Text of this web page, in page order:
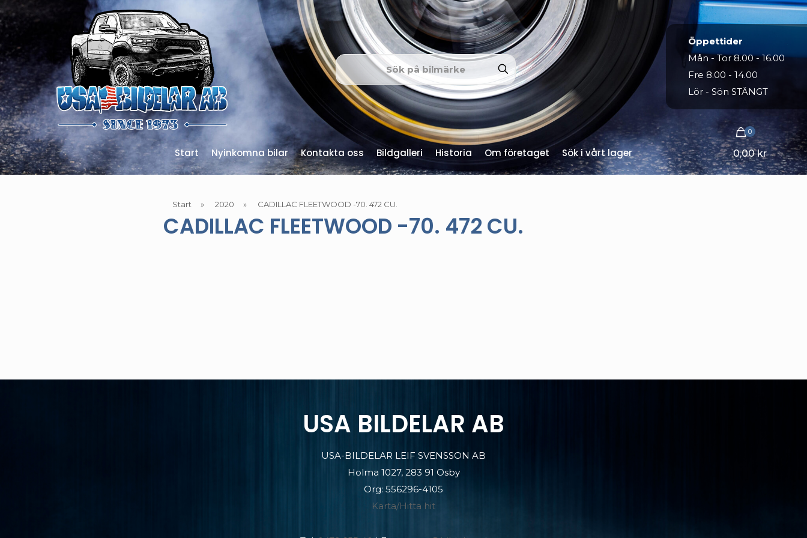
0
0,00 kr
Start Nyinkomna bilar Kontakta oss Bildgalleri Historia Om företaget Sök i vårt lager
Öppettider
Mån - Tor 8.00 - 16.00
Fre 8.00 - 14.00
Lör - Sön STÄNGT
Start » 2020 » CADILLAC FLEETWOOD -70. 472 CU.
CADILLAC FLEETWOOD -70. 472 CU.
USA BILDELAR AB
USA-BILDELAR LEIF SVENSSON AB
Holma 1027, 283 91 Osby
Org: 556296-4105
Karta/Hitta hit